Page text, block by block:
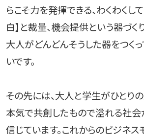
らこそ力を発揮できる、わくわくし
白】と裁量、機会提供という器づく
大人がどんどんそうした器をつく
いです。
その先には、大人と学生がひとり
本気で共創したもので溢れる社
信じています。これからのビジネス